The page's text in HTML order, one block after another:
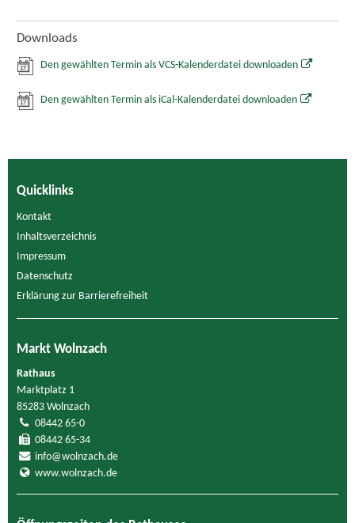
Downloads
Den gewählten Termin als VCS-Kalenderdatei downloaden
Den gewählten Termin als iCal-Kalenderdatei downloaden
Quicklinks
Kontakt
Inhaltsverzeichnis
Impressum
Datenschutz
Erklärung zur Barrierefreiheit
Markt Wolnzach
Rathaus
Marktplatz 1
85283 Wolnzach
08442 65-0
08442 65-34
info@wolnzach.de
www.wolnzach.de